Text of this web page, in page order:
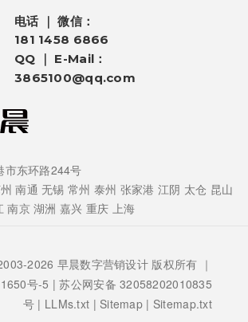
电话 ｜ 微信：
181 1458 6866
QQ ｜ E-Mail：
3865100@qq.com
市东环路244号
南通 无锡 常州 泰州 张家港 江阴 太仓 昆山
南京 湖洲 嘉兴 重庆 上海
2026 早晨数字营销设计 版权所有 ｜
号-5 | 苏公网安备 32058202010835
号 | LLMs.txt | Sitemap | Sitemap.txt